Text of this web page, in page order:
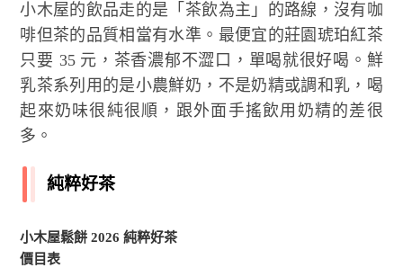
小木屋的飲品走的是「茶飲為主」的路線，沒有咖
啡但茶的品質相當有水準。最便宜的莊園琥珀紅茶
只要 35 元，茶香濃郁不澀口，單喝就很好喝。鮮
乳茶系列用的是小農鮮奶，不是奶精或調和乳，喝
起來奶味很純很順，跟外面手搖飲用奶精的差很
多。
純粹好茶
小木屋鬆餅 2026 純粹好茶
價目表